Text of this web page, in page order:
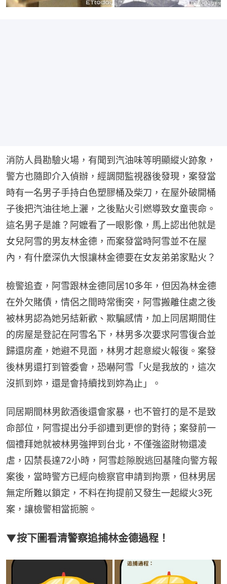
消防人員勘驗火場，有聞到汽油味等明顯縱火跡象，
警方也隨即介入偵辦，經調閱監視器後發現，案發當
時有一名男子手持白色塑膠桶及柴刀，在屋外破開桶
子後把汽油往地上灑，之後點火引燃導致女童喪命。
這名男子是誰？阿嬤看了一眼影像，馬上認出他就是
女兒阿雪的男友林金德，而案發當時阿雪並不在屋
內，有什麼深仇大恨讓林金德要在女友弟弟家點火？
檢警追查，阿雪跟林金德同居10多年，但因為林金德
在外欠賭債，情侶之間時常衝突，阿雪搬離住處之後
被林男認為她另結新歡、欺騙感情，加上同居期間住
的房屋是登記在阿雪名下，林男多次要求阿雪復合並
歸還房產，她避不見面，林男才起意縱火報復。案發
後林男還打到管委會，恐嚇阿雪「火是我放的，這次
沒抓到妳，還是會持續找到妳為止」。
同居期間林男飲酒後還會家暴，也不管打的是不是致
命部位，阿雪提出分手卻遭到更慘的對待；案發前一
個禮拜她就被林男強押到台北，不僅強盜財物還凌
虐，囚禁長達72小時，阿雪趁隙脫逃回基隆向警方報
案後，當時警方已經向檢察官申請到拘票，但林男居
無定所難以鎖定，不料在拘提前又發生一起縱火3死
案，讓檢警相當扼腕。
▼按下圖看清警察追捕林金德過程！